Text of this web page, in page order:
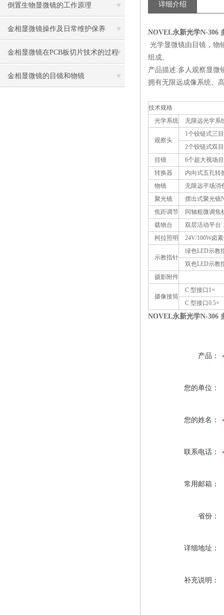
牌值得推荐
倒置生物显微镜的工作原理
金相显微镜操作及日常维护保养
金相显微镜在PCB板切片技术的过程
控制中的作用
金相显微镜的目镜和物镜
详细介绍
NOVEL永新光学N-306
光学显微镜由目镜，物
组成。
产品描述:多人观察显微
拥有无限远成像系统、
技术规格
光学系统 无限远光学系
观察头
1个铰链式三目
2个铰链式双目
目镜
6个超大视场目
转换器
内向式五孔转
物镜
无限远平场消
聚光镜
摆出式聚光镜
焦距调节 同轴粗微调焦
载物台
双层活动平台
柯拉照明
24V/100W卤
示教指针
绿色LED示教
双色LED示教
摄影附件
摄像接筒
C 型接口1×
C 型接口0.5×
NOVEL永新光学N-306
产品：
您的单位：
您的姓名：
联系电话：
常用邮箱：
省份：
详细地址：
补充说明：